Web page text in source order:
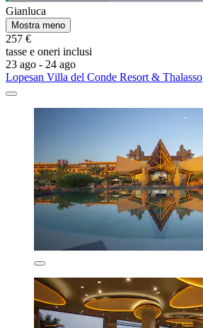
Gianluca
Mostra meno
257 €
tasse e oneri inclusi
23 ago - 24 ago
Lopesan Villa del Conde Resort & Thalasso